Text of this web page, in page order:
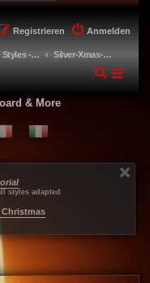
Anmelden
Registrieren
Meine Styles - My style creations Silver-Xmas-Modern
& More
styles adapted
Christmas